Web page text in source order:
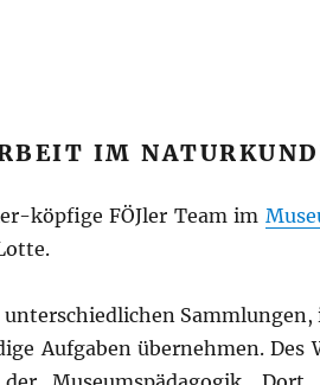
IM
köpfige FÖJler Team im
Sammlungen,
Aufgaben übernehmen. Des